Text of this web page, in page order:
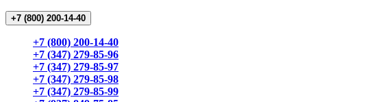
+7 (800) 200-14-40
+7 (800) 200-14-40
+7 (347) 279-85-96
+7 (347) 279-85-97
+7 (347) 279-85-98
+7 (347) 279-85-99